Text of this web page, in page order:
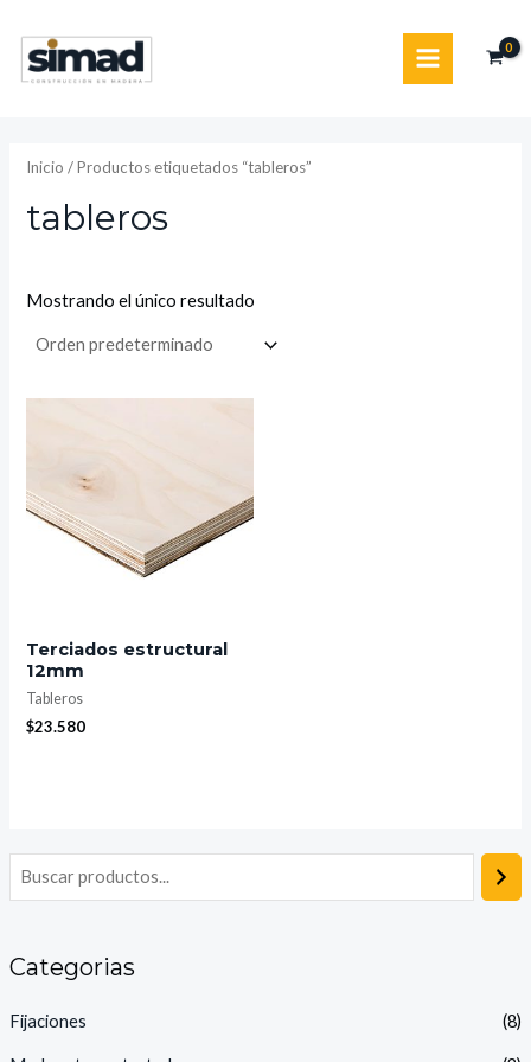
contenido
MENU
Categorias
Fijaciones (8)
Inicio / Productos etiquetados “tableros”
tableros
Mostrando el único resultado
Terciados estructural
12mm
Tableros
$23.580